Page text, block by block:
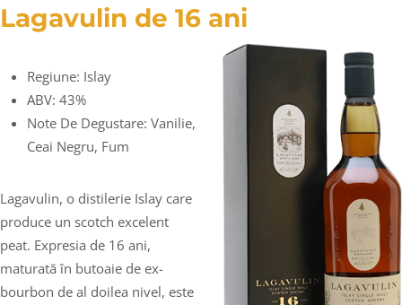
Lagavulin de 16 ani
Regiune: Islay
ABV: 43%
Note De Degustare: Vanilie,
Ceai Negru, Fum
Lagavulin, o distilerie Islay care
produce un scotch excelent
peat. Expresia de 16 ani,
maturată în butoaie de ex-
bourbon de al doilea nivel, este